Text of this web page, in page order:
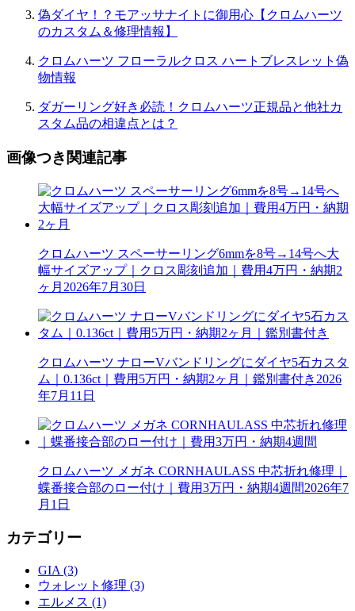
偽ダイヤ！？モアッサナイトに御用心【クロムハーツ
のカスタム＆修理情報】
クロムハーツ フローラルクロス ハートブレスレット偽
物情報
ダガーリング好き必読！クロムハーツ正規品と他社カ
スタム品の相違点とは？
画像つき関連記事
クロムハーツ スペーサーリング6mmを8号→14号へ大
幅サイズアップ｜クロス彫刻追加｜費用4万円・納期2
ヶ月 2026年7月30日
クロムハーツ ナローVバンドリングにダイヤ5石カスタ
ム｜0.136ct｜費用5万円・納期2ヶ月｜鑑別書付き 2026
年7月11日
クロムハーツ メガネ CORNHAULASS 中芯折れ修理｜
蝶番接合部のロー付け｜費用3万円・納期4週間2026年7
月1日
カテゴリー
GIA (3)
ウォレット修理 (3)
エルメス (1)